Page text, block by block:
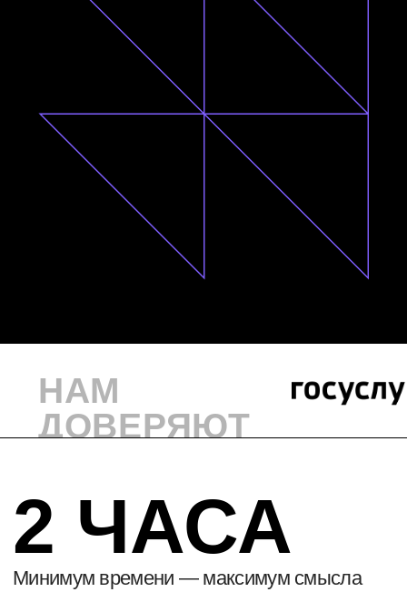
ДОВЕРЯЮТ
2 ЧАСА
Минимум времени — максимум смысла
НАВСЕГДА
Смотрите в удобное время